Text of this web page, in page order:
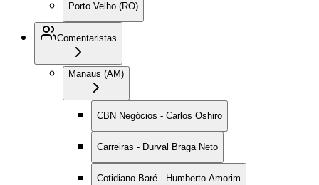
Porto Velho (RO)
Comentaristas
Manaus (AM)
CBN Negócios - Carlos Oshiro
Carreiras - Durval Braga Neto
Cotidiano Baré - Humberto Amorim